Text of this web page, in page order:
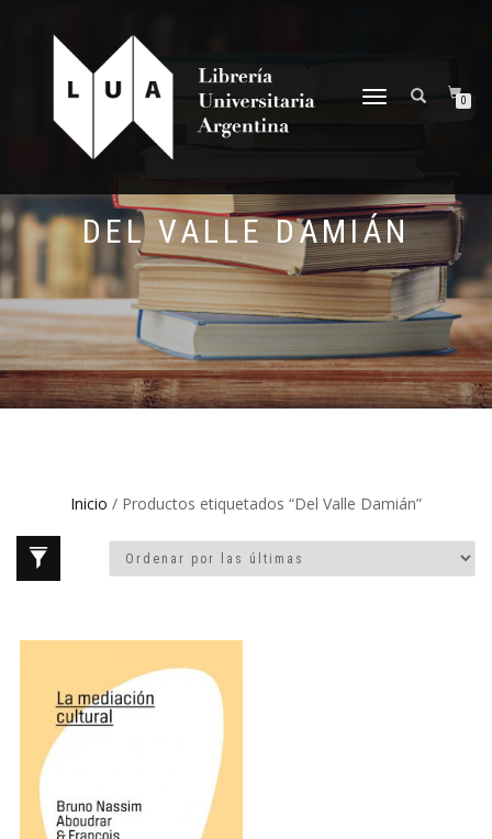
NAVEGACIÓN
0
DEL VALLE DAMIÁN
Inicio / Productos etiquetados “Del Valle Damián”